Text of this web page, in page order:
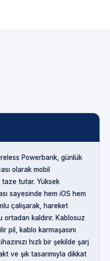
Powerbank, günlük
olarak mobil
taze tutar. Yüksek
sayesinde hem iOS hem
çalışarak, hareket
kaldırır. Kablosuz
pil, kablo karmaşasını
hızlı bir şekilde şarj
ve şık tasarımıyla dikkat